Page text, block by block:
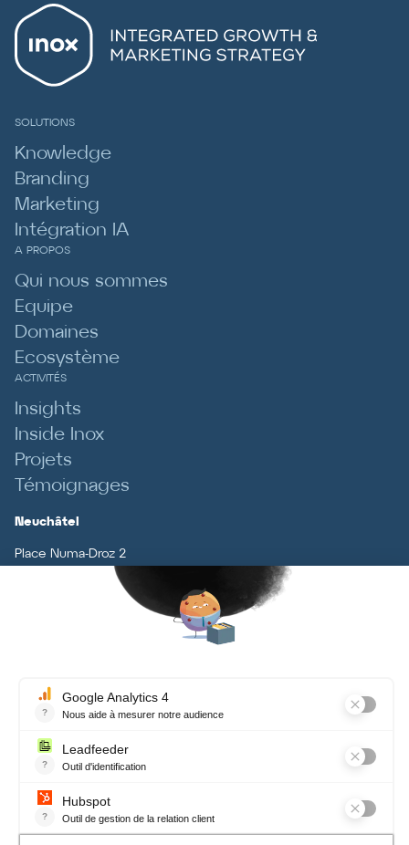
SOLUTIONS
Knowledge
Branding
Marketing
Intégration IA
A PROPOS
Qui nous sommes
Equipe
Domaines
Ecosystème
ACTIVITÉS
Insights
Inside Inox
Projets
Témoignages
Neuchâtel
Place Numa-Droz 2
2001
+41 (0)32 727 70 70
1005
+41 (0)21 926 79 79
Contact
Terms and conditions, data
Newsletter